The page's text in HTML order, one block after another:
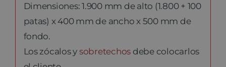
Dimensiones: 1.900 mm de alto (1.800 + 100
patas) x 400 mm de ancho x 500 mm de
fondo.
Los zócalos y sobretechos debe colocarlos